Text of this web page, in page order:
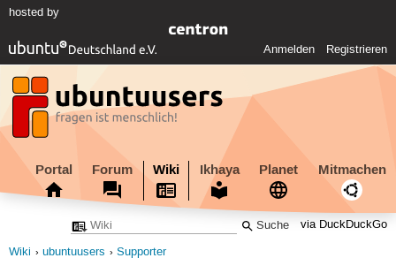
hosted by
Anmelden Registrieren
Portal Forum Wiki Ikhaya Planet Mitmachen
via DuckDuckGo
Wiki ubuntuusers Supporter